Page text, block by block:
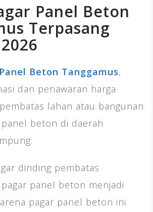
Panel Beton
Terpasang
Beton Tanggamus,
dan penawaran harga
lahan atau bangunan
beton di daerah
dinding pembatas
panel beton menjadi
pagar panel beton ini